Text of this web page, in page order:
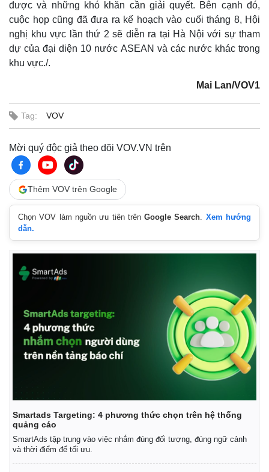
Quan sát
Cuộc sống đó đây
Hồ sơ
Video
Ảnh
Infographic
được và những khó khăn cần giải quyết. Bên cạnh đó,
cuộc họp cũng đã đưa ra kế hoạch vào cuối tháng 8, Hội
nghị khu vực lần thứ 2 sẽ diễn ra tại Hà Nội với sự tham
dự của đại diện 10 nước ASEAN và các nước khác trong
khu vực./.
Mai Lan/VOV1
Tag: VOV
Mời quý độc giả theo dõi VOV.VN trên
Thêm VOV trên Google
Chọn VOV làm nguồn ưu tiên trênGoogle Search. Xem hướng
dẫn.
Smartads Targeting: 4 phương thức chọn trên hệ thống
quảng cáo
SmartAds tập trung vào việc nhắm đúng đối tượng, đúng ngữ cảnh
và thời điểm để tối ưu.